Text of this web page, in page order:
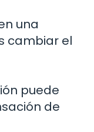
una
cambiar el
puede
de